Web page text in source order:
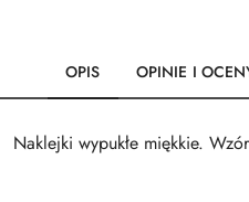
OPIS OPINIE I
Naklejki wypukłe miękkie.